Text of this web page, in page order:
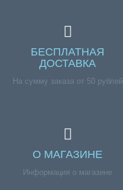
БЕСПЛАТНАЯ
ДОСТАВКА
На сумму заказа от 50 рублей
О МАГАЗИНЕ
Информация о магазине